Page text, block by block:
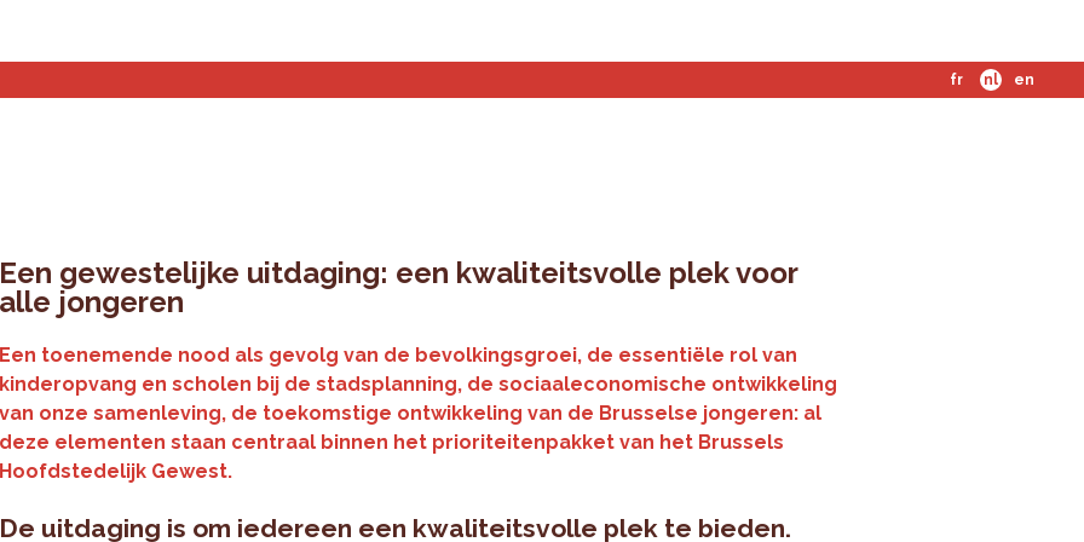
fr nl en
Een gewestelijke uitdaging: een kwaliteitsvolle plek voor
alle jongeren
Een toenemende nood als gevolg van de bevolkingsgroei, de essentiële rol van
kinderopvang en scholen bij de stadsplanning, de sociaaleconomische ontwikkeling
van onze samenleving, de toekomstige ontwikkeling van de Brusselse jongeren: al
deze elementen staan centraal binnen het prioriteitenpakket van het Brussels
Hoofdstedelijk Gewest.
De uitdaging is om iedereen een kwaliteitsvolle plek te bieden.